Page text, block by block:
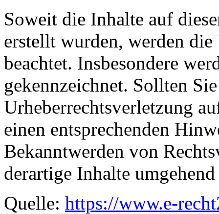
Soweit die Inhalte auf
erstellt wurden, werden
beachtet. Insbesondere
gekennzeichnet. Sollten
Urheberrechtsverletzung
einen entsprechenden
Bekanntwerden von
derartige Inhalte
Quelle: https://www.e-